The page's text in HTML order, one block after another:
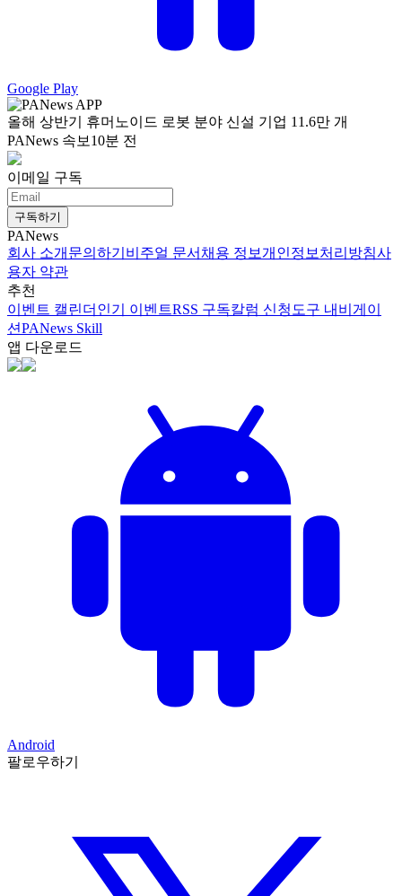
Google Play
올해 상반기 휴머노이드 로봇 분야 신설 기업 11.6만 개
PANews 속보 10분 전
이메일 구독
구독하기
PANews
회사 소개 문의하기 비주얼 문서 채용 정보개인정보처리방침사
용자 약관
추천
이벤트 캘린더 인기 이벤트RSS 구독칼럼 신청 도구 내비게이
션PANews Skill
앱 다운로드
Android
팔로우하기